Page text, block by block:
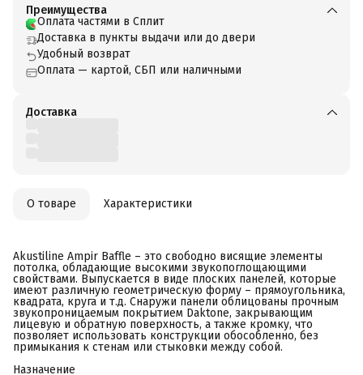
Преимущества
Оплата частями в Сплит
Доставка в пункты выдачи или до двери
Удобный возврат
Оплата — картой, СБП или наличными
Доставка
О товаре Характеристики
Akustiline Ampir Baffle – это свободно висящие элементы
потолка, обладающие высокими звукопоглощающими
свойствами. Выпускается в виде плоских панелей, которые
имеют различную геометрическую форму – прямоугольника,
квадрата, круга и т.д. Снаружи панели облицованы прочным
звукопроницаемым покрытием Daktone, закрывающим
лицевую и обратную поверхность, а также кромку, что
позволяет использовать конструкции обособленно, без
примыкания к стенам или стыковки между собой.
Назначение